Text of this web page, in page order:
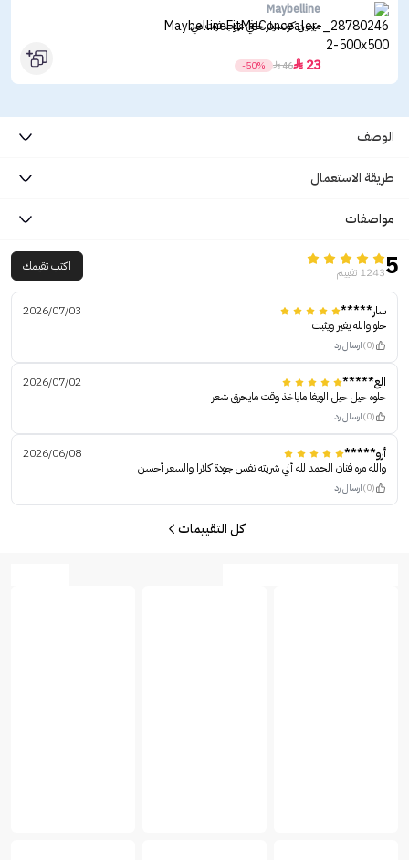
Maybelline
ميبلين كونسيلر خافي عيوب فيت مي
23

46

-50%
الوصف
طريقة الاستعمال
مواصفات
51243 تقييم اكتب تقيمك
سار*****
2026/07/03
حلو والله يفير ويثبت
(0) ارسال رد
الع*****
2026/07/02
حلوه حيل حيل الويفا ماياخذ وقت مايحرق شعر
(0) ارسال رد
أرو*****
2026/06/08
والله مره فنان الحمد لله أني شريته نفس جودة كلارا والسعر أحسن
(0) ارسال رد
كل التقييمات